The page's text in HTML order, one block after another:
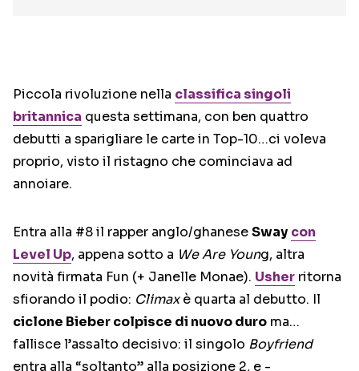
Piccola rivoluzione nella classifica singoli
britannica questa settimana, con ben quattro
debutti a sparigliare le carte in Top-10…ci voleva
proprio, visto il ristagno che cominciava ad
annoiare.
Entra alla #8 il rapper anglo/ghaneseSway con
Level Up, appena sotto a We Are Young, altra
novità firmata Fun (+ Janelle Monae). Usher ritorna
sfiorando il podio: Climaxè quarta al debutto. Il
ciclone Bieber colpisce di nuovo duro ma…
fallisce l’assalto decisivo: il singolo Boyfriend
entra alla “soltanto” alla posizione 2, e -